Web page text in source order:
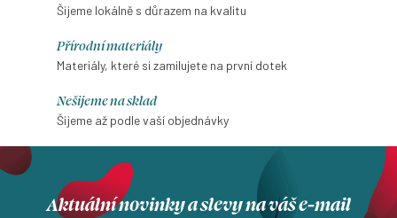
Šijeme lokálně s důrazem na kvalitu
Přírodní materiály
Materiály, které si zamilujete na první dotek
Nešijeme na sklad
Šijeme až podle vaší objednávky
Aktuální novinky a slevy na váš e-mail